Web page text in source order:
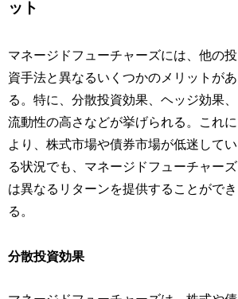
ット
マネージドフューチャーズには、他の投
資手法と異なるいくつかのメリットがあ
る。特に、分散投資効果、ヘッジ効果、
流動性の高さなどが挙げられる。これに
より、株式市場や債券市場が低迷してい
る状況でも、マネージドフューチャーズ
は異なるリターンを提供することができ
る。
分散投資効果